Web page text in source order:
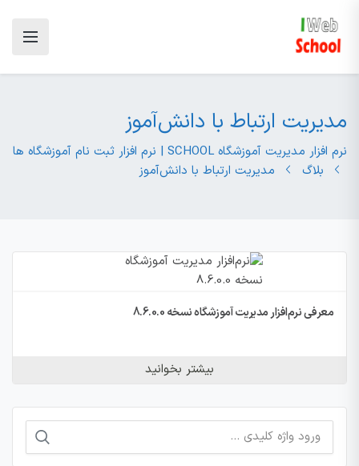
مدیریت ارتباط با دانش‌آموز
نرم افزار مدیریت آموزشگاه SCHOOL | نرم افزار ثبت نام آموزشگاه ها
بلاگ
مدیریت ارتباط با دانش‌آموز
معرفی نرم‌افزار مدیریت آموزشگاه نسخه 8.6.0.0
بیشتر بخوانید
جستجو
برای: